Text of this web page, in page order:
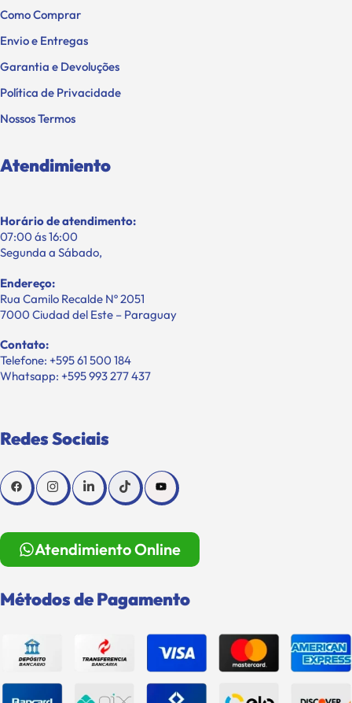
Como Comprar
Envio e Entregas
Garantia e Devoluções
Política de Privacidade
Nossos Termos
Atendimiento
Horário de atendimento:
07:00 ás 16:00
Segunda a Sábado,
Endereço:
Rua Camilo Recalde Nº 2051
7000 Ciudad del Este – Paraguay
Contato:
Telefone: +595 61 500 184
Whatsapp: +595 993 277 437
Redes Sociais
Atendimiento Online
Métodos de Pagamento